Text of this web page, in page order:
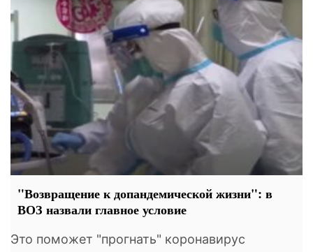
"Возвращение к допандемической жизни": в
ВОЗ назвали главное условие
Это поможет "прогнать" коронавирус